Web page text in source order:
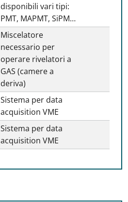
disponibili vari tipi:
PMT, MAPMT, SiPM…
Miscelatore
necessario per
operare rivelatori a
GAS (camere a
deriva)
Sistema per data
acquisition VME
Sistema per data
acquisition VME